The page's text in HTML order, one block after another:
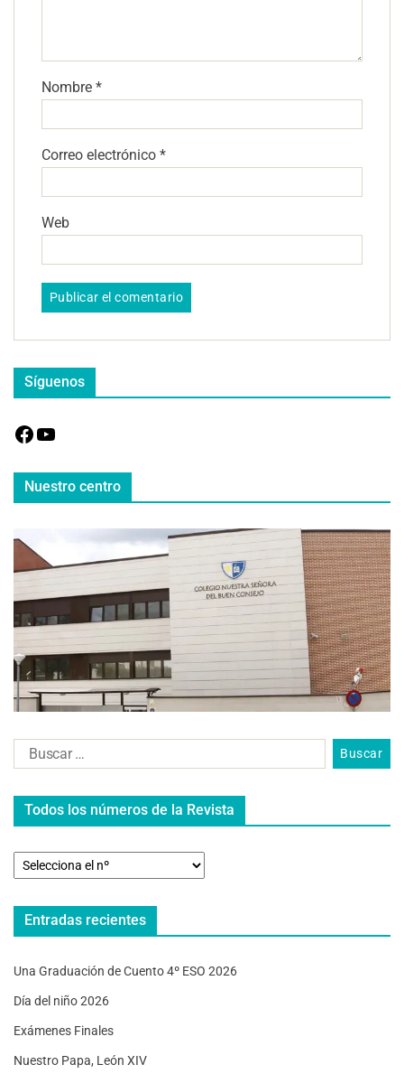
Nombre *
Correo electrónico *
Web
Síguenos
Nuestro centro
Todos los números de la Revista
Entradas recientes
Una Graduación de Cuento 4º ESO 2026
Día del niño 2026
Exámenes Finales
Nuestro Papa, León XIV